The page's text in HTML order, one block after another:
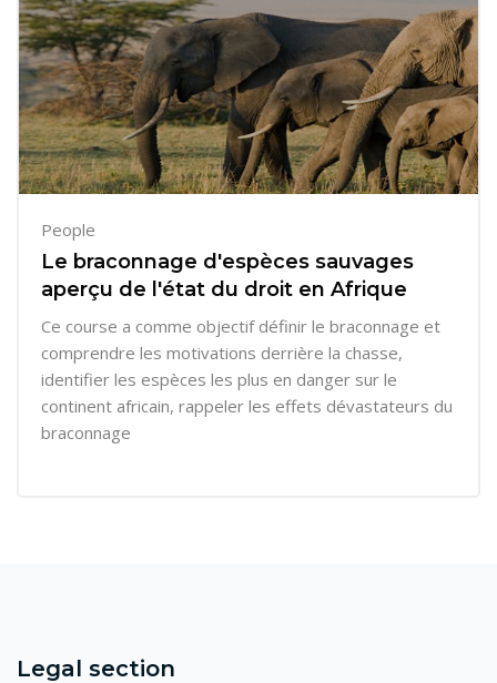
People
Le braconnage d'espèces sauvages
aperçu de l'état du droit en Afrique
Ce course a comme objectif définir le braconnage et
comprendre les motivations derrière la chasse,
identifier les espèces les plus en danger sur le
continent africain, rappeler les effets dévastateurs du
braconnage
Legal section